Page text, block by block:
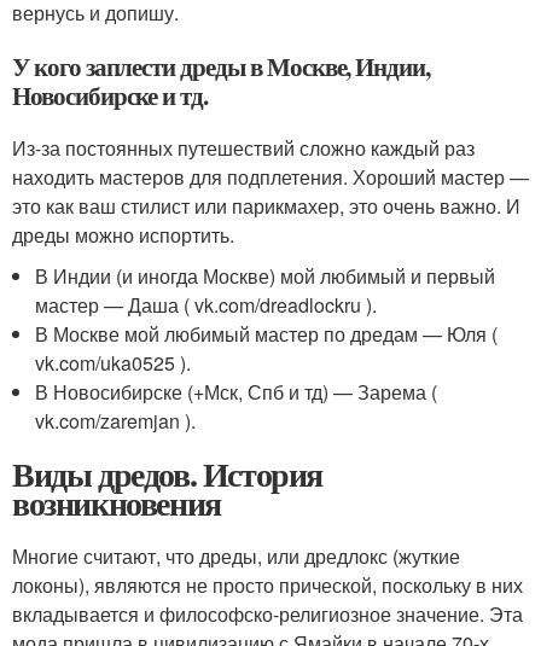
вернусь и допишу.
У кого заплести дреды в Москве, Индии,
Новосибирске и тд.
Из-за постоянных путешествий сложно каждый раз
находить мастеров для подплетения. Хороший мастер —
это как ваш стилист или парикмахер, это очень важно. И
дреды можно испортить.
В Индии (и иногда Москве) мой любимый и первый
мастер — Даша ( vk.com/dreadlockru ).
В Москве мой любимый мастер по дредам — Юля (
vk.com/uka0525 ).
В Новосибирске (+Мск, Спб и тд) — Зарема (
vk.com/zaremjan ).
Виды дредов. История
возникновения
Многие считают, что дреды, или дредлокс (жуткие
локоны), являются не просто прической, поскольку в них
вкладывается и философско-религиозное значение. Эта